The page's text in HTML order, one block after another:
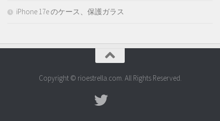
iPhone 17e のケース、保護ガラス
Copyright © rioestrella.com. All Rights Reserved.